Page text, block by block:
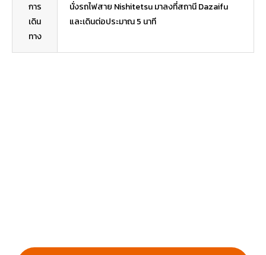
การ
เดิน
ทาง
นั่งรถไฟสาย Nishitetsu มาลงที่สถานี Dazaifu
และเดินต่อประมาณ 5 นาที